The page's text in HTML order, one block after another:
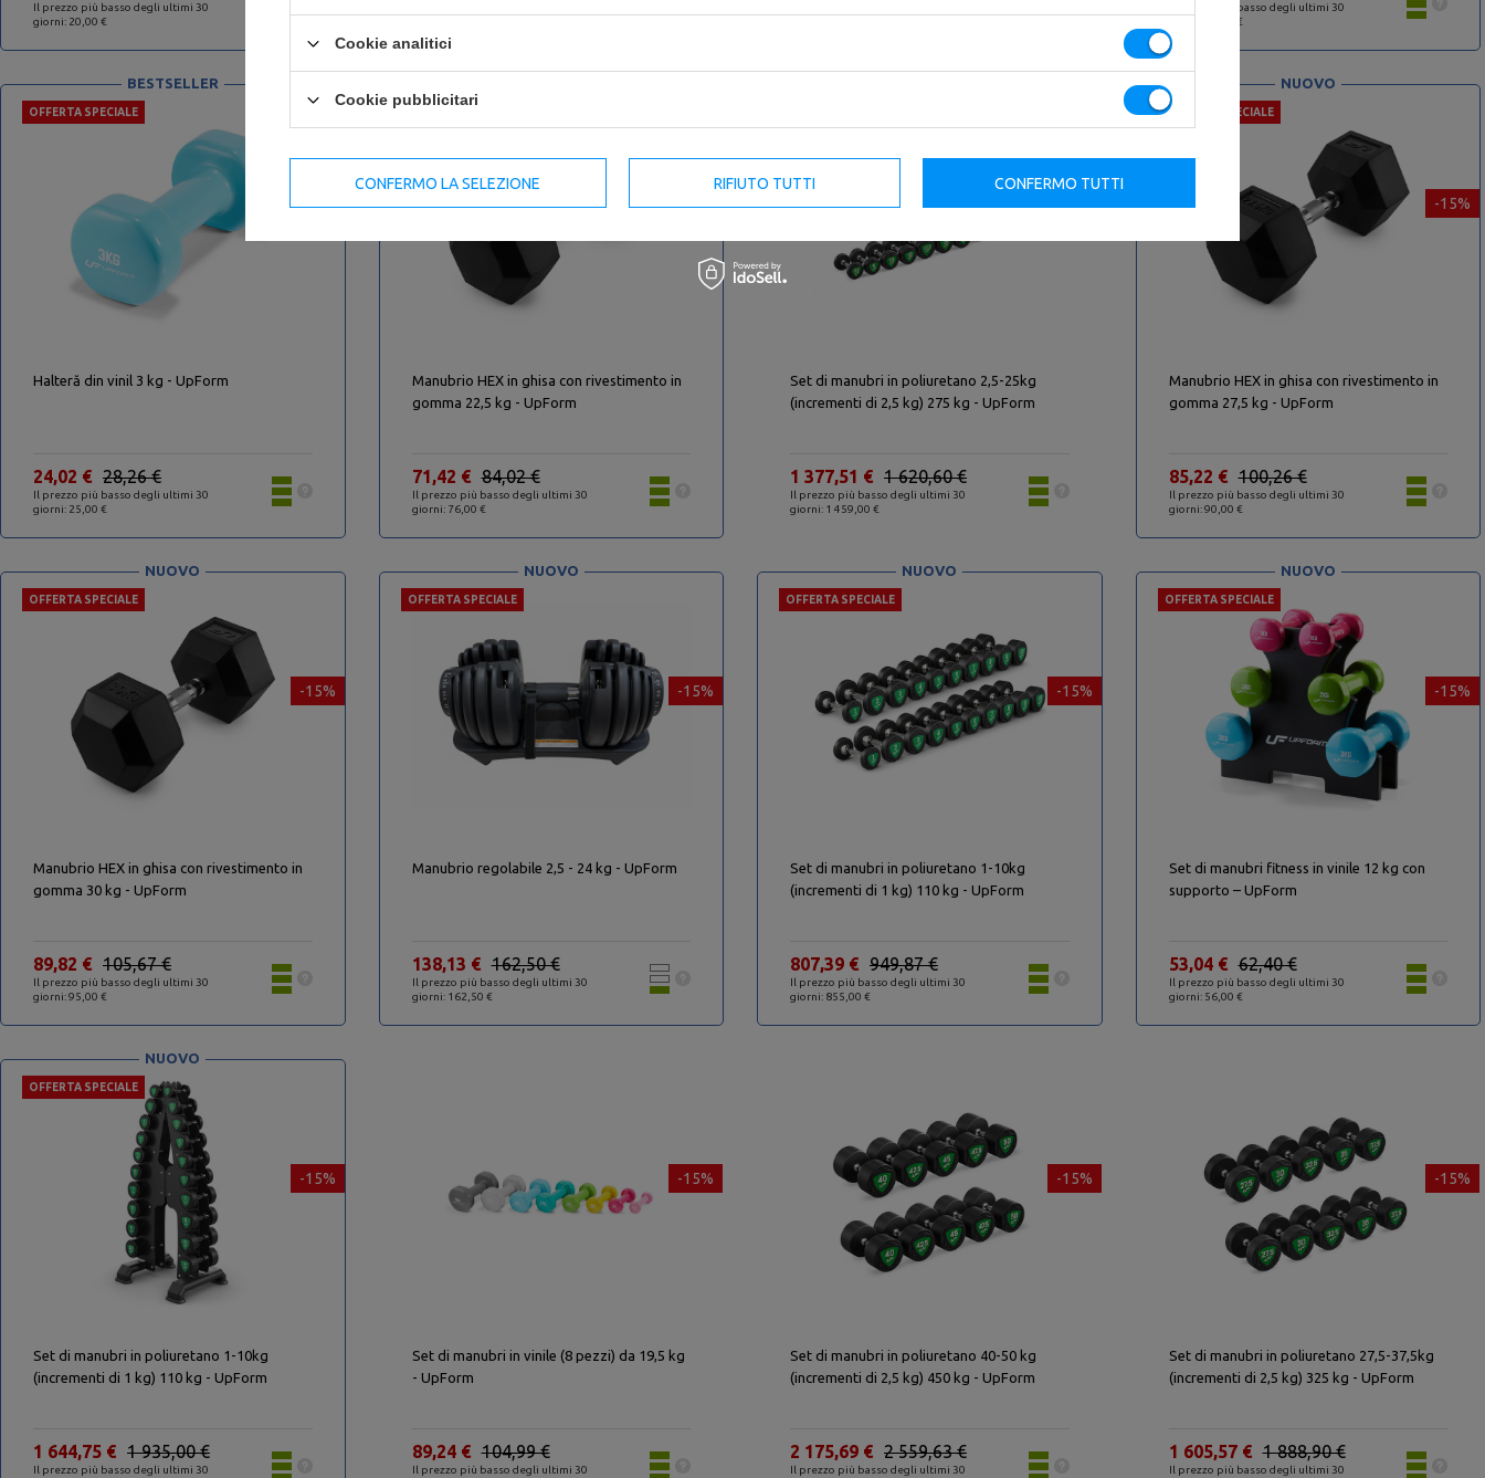
Il prezzo più basso degli ultimi 30
giorni: 20,00 €
Il prezzo più basso degli ultimi 30
giorni: 83,00 €
-15%
OFFERTA SPECIALE
BESTSELLER
Halteră din vinil 3 kg - UpForm
Il prezzo più basso degli ultimi 30
giorni: 25,00 €
28,26 €
24,02 €
-15%
Manubrio HEX in ghisa con rivestimento in
gomma 22,5 kg - UpForm
Il prezzo più basso degli ultimi 30
giorni: 76,00 €
84,02 €
71,42 €
-15%
Set di manubri in poliuretano 2,5-25kg
(incrementi di 2,5 kg) 275 kg - UpForm
Il prezzo più basso degli ultimi 30
giorni: 1 459,00 €
1 620,60 €
1 377,51 €
-15%
OFFERTA SPECIALE
NUOVO
Manubrio HEX in ghisa con rivestimento in
gomma 27,5 kg - UpForm
Il prezzo più basso degli ultimi 30
giorni: 90,00 €
100,26 €
85,22 €
-15%
OFFERTA SPECIALE
NUOVO
Manubrio HEX in ghisa con rivestimento in
gomma 30 kg - UpForm
Il prezzo più basso degli ultimi 30
giorni: 95,00 €
105,67 €
89,82 €
-15%
OFFERTA SPECIALE
NUOVO
Manubrio regolabile 2,5 - 24 kg - UpForm
Il prezzo più basso degli ultimi 30
giorni: 162,50 €
162,50 €
138,13 €
-15%
OFFERTA SPECIALE
NUOVO
Set di manubri in poliuretano 1-10kg
(incrementi di 1 kg) 110 kg - UpForm
Il prezzo più basso degli ultimi 30
giorni: 855,00 €
949,87 €
807,39 €
-15%
OFFERTA SPECIALE
NUOVO
Set di manubri fitness in vinile 12 kg con
supporto – UpForm
Il prezzo più basso degli ultimi 30
giorni: 56,00 €
62,40 €
53,04 €
-15%
OFFERTA SPECIALE
NUOVO
Set di manubri in poliuretano 1-10kg
(incrementi di 1 kg) 110 kg - UpForm
Il prezzo più basso degli ultimi 30
1 935,00 €
1 644,75 €
-15%
Set di manubri in vinile (8 pezzi) da 19,5 kg
- UpForm
Il prezzo più basso degli ultimi 30
104,99 €
89,24 €
-15%
Set di manubri in poliuretano 40-50 kg
(incrementi di 2,5 kg) 450 kg - UpForm
Il prezzo più basso degli ultimi 30
2 559,63 €
2 175,69 €
-15%
Set di manubri in poliuretano 27,5-37,5kg
(incrementi di 2,5 kg) 325 kg - UpForm
Il prezzo più basso degli ultimi 30
1 888,90 €
1 605,57 €
Cookie analitici
Cookie pubblicitari
CONFERMO LA SELEZIONE RIFIUTO TUTTI CONFERMO TUTTI